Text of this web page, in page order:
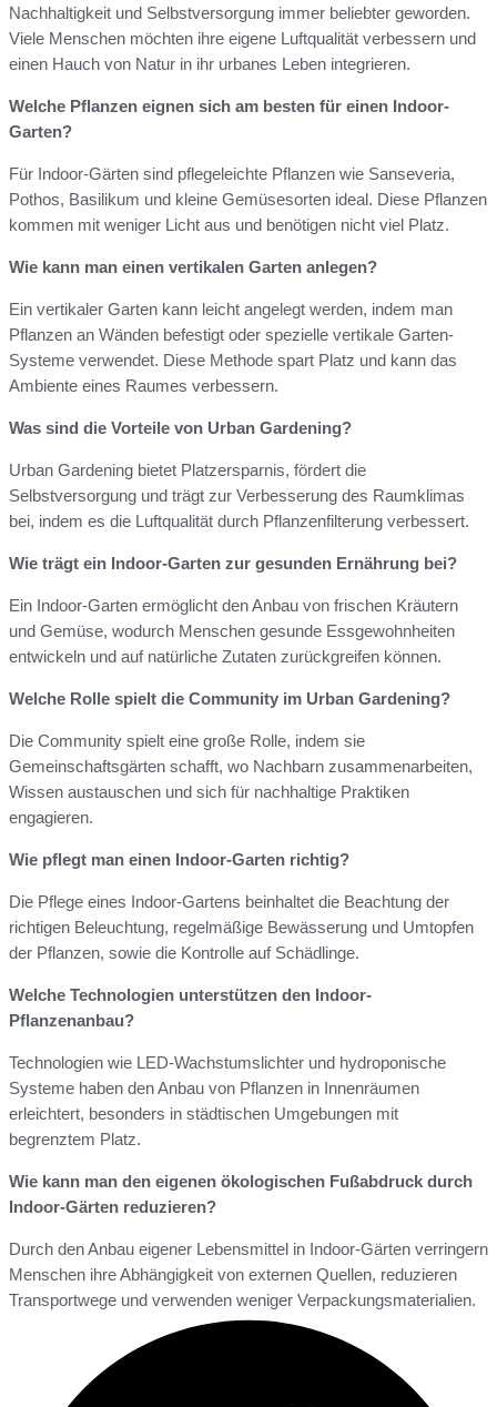
Nachhaltigkeit und Selbstversorgung immer beliebter geworden.
Viele Menschen möchten ihre eigene Luftqualität verbessern und
einen Hauch von Natur in ihr urbanes Leben integrieren.
Welche Pflanzen eignen sich am besten für einen Indoor-
Garten?
Für Indoor-Gärten sind pflegeleichte Pflanzen wie Sanseveria,
Pothos, Basilikum und kleine Gemüsesorten ideal. Diese Pflanzen
kommen mit weniger Licht aus und benötigen nicht viel Platz.
Wie kann man einen vertikalen Garten anlegen?
Ein vertikaler Garten kann leicht angelegt werden, indem man
Pflanzen an Wänden befestigt oder spezielle vertikale Garten-
Systeme verwendet. Diese Methode spart Platz und kann das
Ambiente eines Raumes verbessern.
Was sind die Vorteile von Urban Gardening?
Urban Gardening bietet Platzersparnis, fördert die
Selbstversorgung und trägt zur Verbesserung des Raumklimas
bei, indem es die Luftqualität durch Pflanzenfilterung verbessert.
Wie trägt ein Indoor-Garten zur gesunden Ernährung bei?
Ein Indoor-Garten ermöglicht den Anbau von frischen Kräutern
und Gemüse, wodurch Menschen gesunde Essgewohnheiten
entwickeln und auf natürliche Zutaten zurückgreifen können.
Welche Rolle spielt die Community im Urban Gardening?
Die Community spielt eine große Rolle, indem sie
Gemeinschaftsgärten schafft, wo Nachbarn zusammenarbeiten,
Wissen austauschen und sich für nachhaltige Praktiken
engagieren.
Wie pflegt man einen Indoor-Garten richtig?
Die Pflege eines Indoor-Gartens beinhaltet die Beachtung der
richtigen Beleuchtung, regelmäßige Bewässerung und Umtopfen
der Pflanzen, sowie die Kontrolle auf Schädlinge.
Welche Technologien unterstützen den Indoor-
Pflanzenanbau?
Technologien wie LED-Wachstumslichter und hydroponische
Systeme haben den Anbau von Pflanzen in Innenräumen
erleichtert, besonders in städtischen Umgebungen mit
begrenztem Platz.
Wie kann man den eigenen ökologischen Fußabdruck durch
Indoor-Gärten reduzieren?
Durch den Anbau eigener Lebensmittel in Indoor-Gärten verringern
Menschen ihre Abhängigkeit von externen Quellen, reduzieren
Transportwege und verwenden weniger Verpackungsmaterialien.